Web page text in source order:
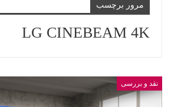
مرور برچسب
LG CINEBEAM 4K
نقد و بررسی